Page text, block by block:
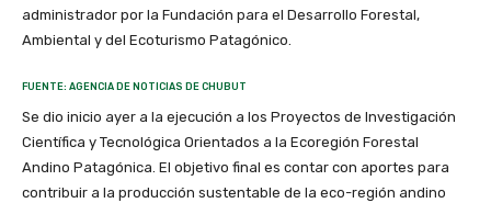
administrador por la Fundación para el Desarrollo Forestal,
Ambiental y del Ecoturismo Patagónico.
FUENTE: AGENCIA DE NOTICIAS DE CHUBUT
Se dio inicio ayer a la ejecución a los Proyectos de Investigación
Científica y Tecnológica Orientados a la Ecoregión Forestal
Andino Patagónica. El objetivo final es contar con aportes para
contribuir a la producción sustentable de la eco-región andino